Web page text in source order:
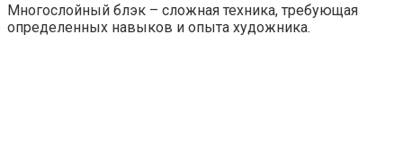
Многослойный блэк – сложная техника, требующая
определенных навыков и опыта художника.